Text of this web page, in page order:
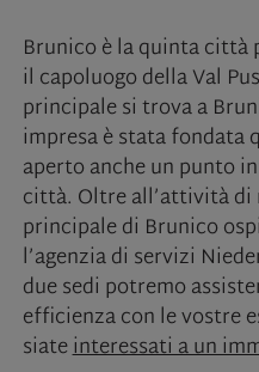
Brunico è la quinta città
il capoluogo della Val
principale si trova a
impresa è stata fondata
aperto anche un punto
città. Oltre all’attività di
principale di Brunico
l’agenzia di servizi
due sedi potremo
efficienza con le vostre
siateinteressati a un